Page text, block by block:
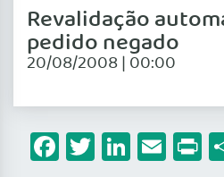
Revalidação
pedido negado
20/08/2008 | 00:00
Facebook
Twitter